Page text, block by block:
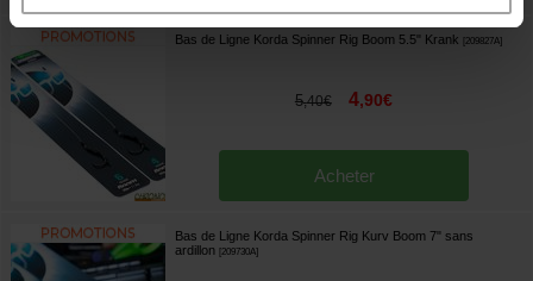
Bas de Ligne Korda Spinner Rig Boom 5.5" Krank 209827A]
5,40€ 4,90€
Acheter
Bas de Ligne Korda Spinner Rig Kurv Boom 7" sans
ardillon
209730A]